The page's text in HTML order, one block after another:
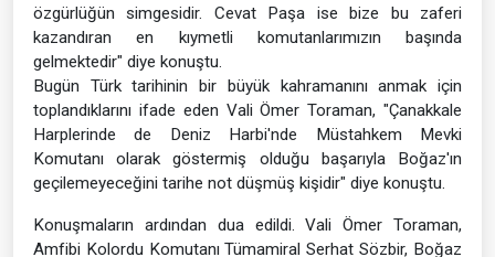
özgürlüğün simgesidir. Cevat Paşa ise bize bu zaferi
kazandıran en kıymetli komutanlarımızın başında
gelmektedir" diye konuştu.
Bugün Türk tarihinin bir büyük kahramanını anmak için
toplandıklarını ifade eden Vali Ömer Toraman, "Çanakkale
Harplerinde de Deniz Harbi'nde Müstahkem Mevki
Komutanı olarak göstermiş olduğu başarıyla Boğaz'ın
geçilemeyeceğini tarihe not düşmüş kişidir" diye konuştu.
Konuşmaların ardından dua edildi. Vali Ömer Toraman,
Amfibi Kolordu Komutanı Tümamiral Serhat Sözbir, Boğaz